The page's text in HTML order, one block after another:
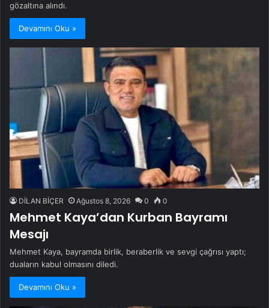
gözaltına alındı.
Devamını Oku »
DİLAN BİÇER Ağustos 8, 2026 0 0
Mehmet Kaya’dan Kurban Bayramı
Mesajı
Mehmet Kaya, bayramda birlik, beraberlik ve sevgi çağrısı yaptı;
duaların kabul olmasını diledi.
Devamını Oku »